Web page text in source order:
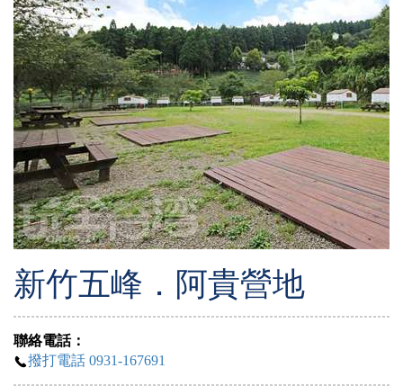
新竹五峰．阿貴營地
聯絡電話：
撥打電話 0931-167691